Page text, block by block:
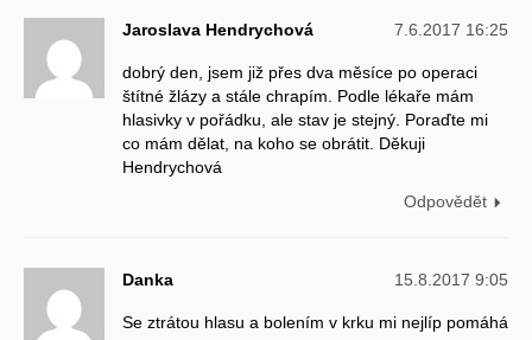
Jaroslava Hendrychová 7.6.2017 16:25
dobrý den, jsem již přes dva měsíce po operaci
štítné žlázy a stále chrapím. Podle lékaře mám
hlasivky v pořádku, ale stav je stejný. Poraďte mi
co mám dělat, na koho se obrátit. Děkuji
Hendrychová
Odpovědět
Danka 15.8.2017 9:05
Se ztrátou hlasu a bolením v krku mi nejlíp pomáhá